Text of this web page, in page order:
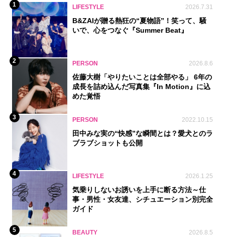
1 LIFESTYLE 2026.7.31
B&ZAIが贈る熱狂の“夏物語”！笑って、騒
いで、心をつなぐ『Summer Beat』
2 PERSON 2026.8.6
佐藤大樹「やりたいことは全部やる」 6年の
成長を詰め込んだ写真集『In Motion』に込
めた覚悟
3 PERSON 2022.10.15
田中みな実の“快感”な瞬間とは？愛犬とのラ
ブラブショットも公開
4 LIFESTYLE 2026.1.25
気乗りしないお誘いを上手に断る方法～仕
事・男性・女友達、シチュエーション別完全
ガイド
5 BEAUTY 2026.8.5